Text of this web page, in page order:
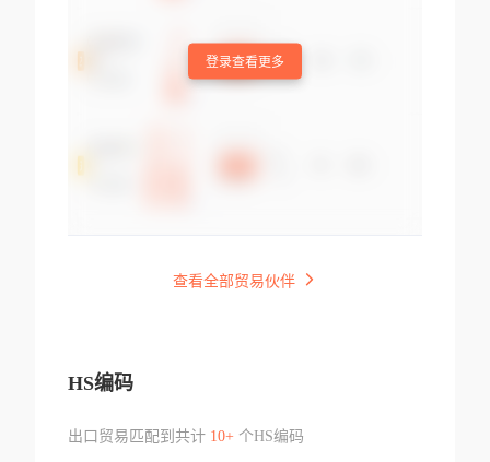
登录查看更多
查看全部贸易伙伴
HS编码
出口贸易匹配到共计 10+个HS编码